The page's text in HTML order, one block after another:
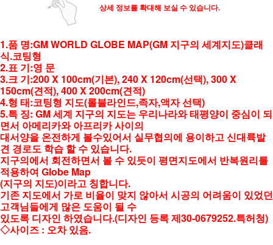
상세 정보를 확대해 보실 수 있습니다.
1.품 명:GM WORLD GLOBE MAP(GM 지구의 세계지도)클래
식.코팅형
2.표 기:영 문
3.크 기:200 X 100cm(기본), 240 X 120cm(선택), 300 X
150cm(견적), 400 X 200cm(견적)
4.형 태:코팅형 지도(롤블라인드,족자,액자 선택)
5.특 징: GM 세계 지구의 지도는 우리나라와 태평양이 중심이 되
면서 아메리카와 아프리카 사이의
대서양을 온전하게 볼수있어서 실무협의에 용이하고 신대륙발
견 경로도 학습 할 수 있습니다.
지구의에서 회전하면서 볼 수 있듯이 평면지도에서 반복원리를
적용하여 Globe Map
(지구의 지도)이라고 칭합니다.
기존 지도에서 가로 비율이 맞지 않아서 시공의 어려움이 있었던
고객님들에게 많은 도움이 될 수
있도록 디자인 하였습니다.(디자인 등록 제30-0679252.특허청)
◇사이즈 : 오차 있음.